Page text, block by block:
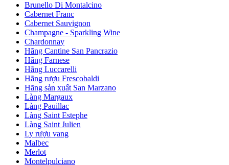
Brunello Di Montalcino
Cabernet Franc
Cabernet Sauvignon
Champagne - Sparkling Wine
Chardonnay
Hãng Cantine San Pancrazio
Hãng Farnese
Hãng Luccarelli
Hãng rượu Frescobaldi
Hãng sản xuất San Marzano
Làng Margaux
Làng Pauillac
Làng Saint Estephe
Làng Saint Julien
Ly rượu vang
Malbec
Merlot
Montelpulciano